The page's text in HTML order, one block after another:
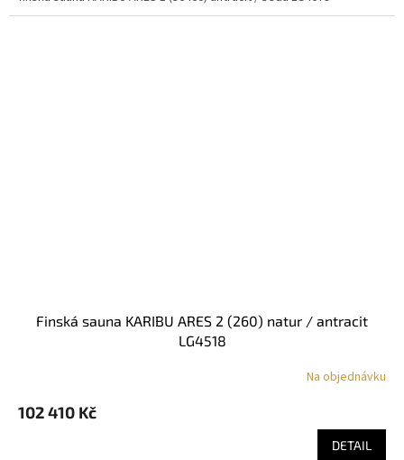
finská sauna KARIBU ARES 2 (260) natur / antracit
LG4518
Na objednávku
102 410 Kč
DETAIL